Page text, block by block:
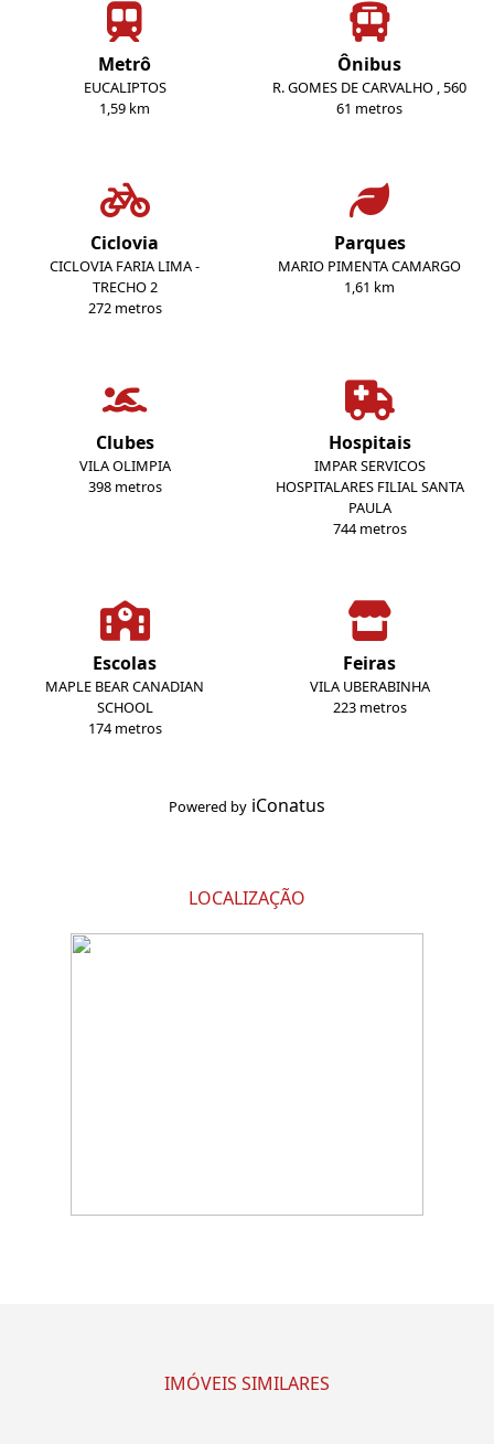
Metrô
EUCALIPTOS
1,59 km
Ônibus
R. GOMES DE CARVALHO , 560
61 metros
Ciclovia
CICLOVIA FARIA LIMA -
TRECHO 2
272 metros
Parques
MARIO PIMENTA CAMARGO
1,61 km
Clubes
VILA OLIMPIA
398 metros
Hospitais
IMPAR SERVICOS
HOSPITALARES FILIAL SANTA
PAULA
744 metros
Escolas
MAPLE BEAR CANADIAN
SCHOOL
174 metros
Feiras
VILA UBERABINHA
223 metros
Powered by iConatus
LOCALIZAÇÃO
IMÓVEIS SIMILARES